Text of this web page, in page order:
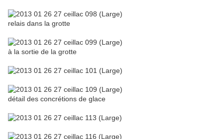
relais dans la grotte
à la sortie de la grotte
détail des concrétions de glace